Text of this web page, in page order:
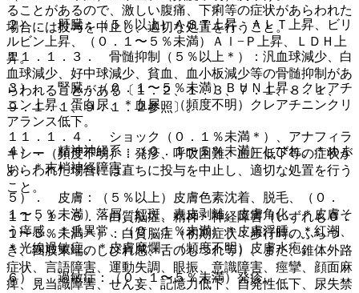
２）． 肝臓：（５％以上）ＡＳＴ上昇、ＡＬＴ上昇、ビリ
ルビン上昇、（０．１〜５％未満）Ａｌ−Ｐ上昇、ＬＤＨ上
昇。
３）． 腎臓：（０．１〜５％未満）ＢＵＮ上昇、クレアチ
ニン上昇、蛋白尿、＊血尿、（頻度不明）クレアチニンクリ
アランス低下。
４）． 精神神経系：（０．１〜５％未満）しびれ、＊めま
い、＊末梢神経障害。
５）． 皮膚：（５％以上）皮膚色素沈着、脱毛、（０．
１〜５％未満）落屑、紅斑、表皮剥離、皮膚角化、＊皮膚そ
う痒感、＊爪異常、（０．１％未満）＊皮膚浮腫、＊紅潮、
＊光線過敏症、＊皮膚糜爛、（頻度不明）皮膚水疱。
６）． 過敏症：（０．１〜５％未満）発疹。
ることがあるので、激しい腹痛、下痢等の症状があらわれた
場合には投与を中止し、適切な処置を行うこと。
１１．１．３． 骨髄抑制（５％以上＊）：汎血球減少、白
血球減少、好中球減少、貧血、血小板減少等の骨髄抑制があ
らわれることがある〔１．２、１．３、７．１、８．１、
９．１．１、９．１．２参照〕。
１１．１．４． ショック（０．１％未満＊）、アナフィラ
キシー（頻度不明）：発疹、呼吸困難、血圧低下等の症状が
あらわれた場合には直ちに投与を中止し、適切な処置を行う
こと。
１１．１．５． 白質脳症、精神・神経障害（いずれも０．
１〜５％未満＊）：白質脳症（初期症状：歩行時のふらつ
き、四肢末端のしびれ感、舌のもつれ等）、また、錐体外路
症状、言語障害、運動失調、眼振、意識障害、痙攣、顔面麻
痺、見当識障害、せん妄、記憶力低下、自発性低下、尿失禁